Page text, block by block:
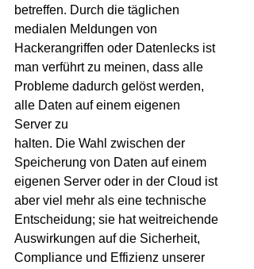
betreffen. Durch die täglichen
medialen Meldungen von
Hackerangriffen oder Datenlecks ist
man verführt zu meinen, dass alle
Probleme dadurch gelöst werden,
alle Daten auf einem eigenen
Server zu
halten. Die Wahl zwischen der
Speicherung von Daten auf einem
eigenen Server oder in der Cloud ist
aber viel mehr als eine technische
Entscheidung; sie hat weitreichende
Auswirkungen auf die Sicherheit,
Compliance und Effizienz unserer